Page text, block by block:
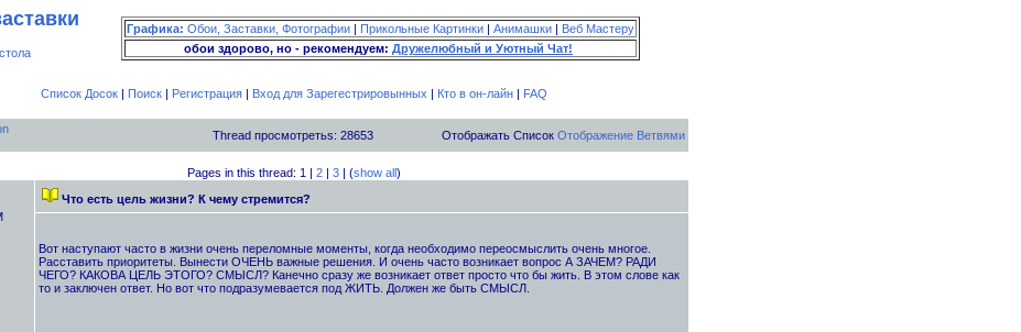
Графика: Обои, Заставки, Фотографии | Прикольные Картинки | Анимашки | Веб Мастеру
обои здорово, но - рекомендуем: Дружелюбный и Уютный Чат!
Список Досок| Поиск| Регистрация| Вход для Зарегестрировынных | Кто в он-лайн| FAQ
Thread просмотретьs: 28653 Отображать Список Отображение Ветвями
Pages in this thread: 1 | 2| 3| (show all)
Что есть цель жизни? К чему стремится?
Вот наступают часто в жизни очень переломные моменты, когда необходимо переосмыслить очень многое.
Расставить приоритеты. Вынести ОЧЕНЬ важные решения. И очень часто возникает вопрос А ЗАЧЕМ? РАДИ
ЧЕГО? КАКОВА ЦЕЛЬ ЭТОГО? СМЫСЛ? Канечно сразу же возникает ответ просто что бы жить. В этом слове как
то и заключен ответ. Но вот что подразумевается под ЖИТЬ. Должен же быть СМЫСЛ.